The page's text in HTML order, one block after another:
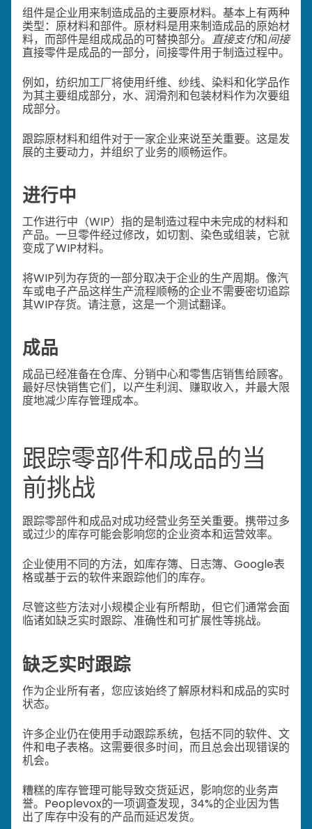
组件是企业用来制造成品的主要原材料。基本上有两种
类型：原材料和部件。原材料是用来制造成品的原始材
料，而部件是组成成品的可替换部分。 直接支付和间接
直接零件是成品的一部分，间接零件用于制造过程中。
例如，纺织加工厂将使用纤维、纱线、染料和化学品作
为其主要组成部分，水、润滑剂和包装材料作为次要组
成部分。
跟踪原材料和组件对于一家企业来说至关重要。这是发
展的主要动力，并组织了业务的顺畅运作。
进行中
工作进行中（WIP）指的是制造过程中未完成的材料和
产品。一旦零件经过修改，如切割、染色或组装，它就
变成了WIP材料。
将WIP列为存货的一部分取决于企业的生产周期。像汽
车或电子产品这样生产流程顺畅的企业不需要密切追踪
其WIP存货。 请注意，这是一个测试翻译。
成品
成品已经准备在仓库、分销中心和零售店销售给顾客。
最好尽快销售它们，以产生利润、赚取收入，并最大限
度地减少库存管理成本。
跟踪零部件和成品的当
前挑战
跟踪零部件和成品对成功经营业务至关重要。携带过多
或过少的库存可能会影响您的企业资本和运营效率。
企业使用不同的方法，如库存簿、日志簿、Google表
格或基于云的软件来跟踪他们的库存。
尽管这些方法对小规模企业有所帮助，但它们通常会面
临诸如缺乏实时跟踪、准确性和可扩展性等挑战。
缺乏实时跟踪
作为企业所有者，您应该始终了解原材料和成品的实时
状态。
许多企业仍在使用手动跟踪系统，包括不同的软件、文
件和电子表格。这需要很多时间，而且总会出现错误的
机会。
糟糕的库存管理可能导致交货延迟，影响您的业务声
誉。Peoplevox的一项调查发现，34%的企业因为售
出了库存中没有的产品而延迟发货。